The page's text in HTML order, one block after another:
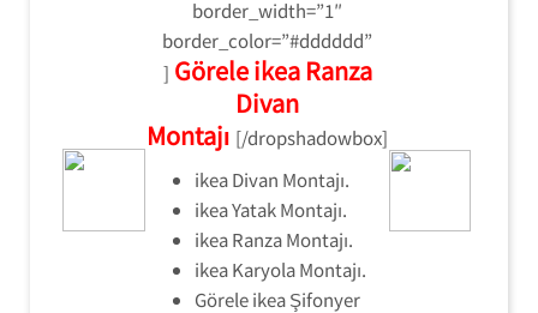
border_width=”1″
border_color=”#dddddd”
] Görele ikea Ranza
Divan
Montajı [/dropshadowbox]
ikea Divan Montajı.
ikea Yatak Montajı.
ikea Ranza Montajı.
ikea Karyola Montajı.
Görele ikea Şifonyer